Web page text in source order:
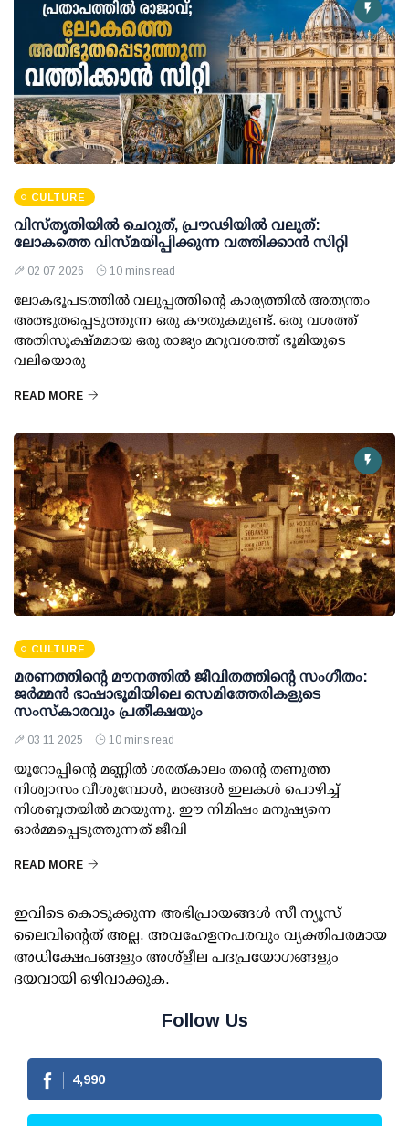
CULTURE
വിസ്തൃതിയിൽ ചെറുത്, പ്രൗഢിയിൽ വലുത്:
ലോകത്തെ വിസ്മയിപ്പിക്കുന്ന വത്തിക്കാൻ സിറ്റി
02 07 2026 10 mins read
ലോകഭൂപടത്തിൽ വലുപ്പത്തിന്റെ കാര്യത്തിൽ അത്യന്തം
അത്ഭുതപ്പെടുത്തുന്ന ഒരു കൗതുകമുണ്ട്. ഒരു വശത്ത്
അതിസൂക്ഷ്മമായ ഒരു രാജ്യം മറുവശത്ത് ഭൂമിയുടെ
വലിയൊരു
READ MORE
CULTURE
മരണത്തിന്റെ മൗനത്തിൽ ജീവിതത്തിന്റെ സംഗീതം:
ജർമ്മൻ ഭാഷാഭൂമിയിലെ സെമിത്തേരികളുടെ
സംസ്കാരവും പ്രതീക്ഷയും
03 11 2025 10 mins read
യൂറോപ്പിന്റെ മണ്ണിൽ ശരത്കാലം തന്റെ തണുത്ത
നിശ്വാസം വീശുമ്പോൾ, മരങ്ങൾ ഇലകൾ പൊഴിച്ച്
നിശബ്ദതയിൽ മറയുന്നു. ഈ നിമിഷം മനുഷ്യനെ
ഓർമ്മപ്പെടുത്തുന്നത് ജീവി
READ MORE
ഇവിടെ കൊടുക്കുന്ന അഭിപ്രായങ്ങള്‍ സീ ന്യൂസ്
ലൈവിന്റെത് അല്ല. അവഹേളനപരവും വ്യക്തിപരമായ
അധിക്ഷേപങ്ങളും അശ്‌ളീല പദപ്രയോഗങ്ങളും
ദയവായി ഒഴിവാക്കുക.
Follow Us
4,990